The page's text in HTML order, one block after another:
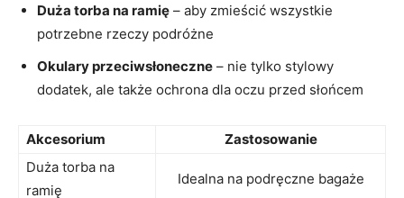
Duża torba‌ na⁤ ramię – aby zmieścić⁢ wszystkie
⁤potrzebne rzeczy ⁢podróżne
Okulary przeciwsłoneczne – nie tylko stylowy‍
dodatek, ale także ochrona dla ⁣oczu przed słońcem
Akcesorium
Zastosowanie
Duża torba ​na
ramię
Idealna na⁤ podręczne‌ bagaże